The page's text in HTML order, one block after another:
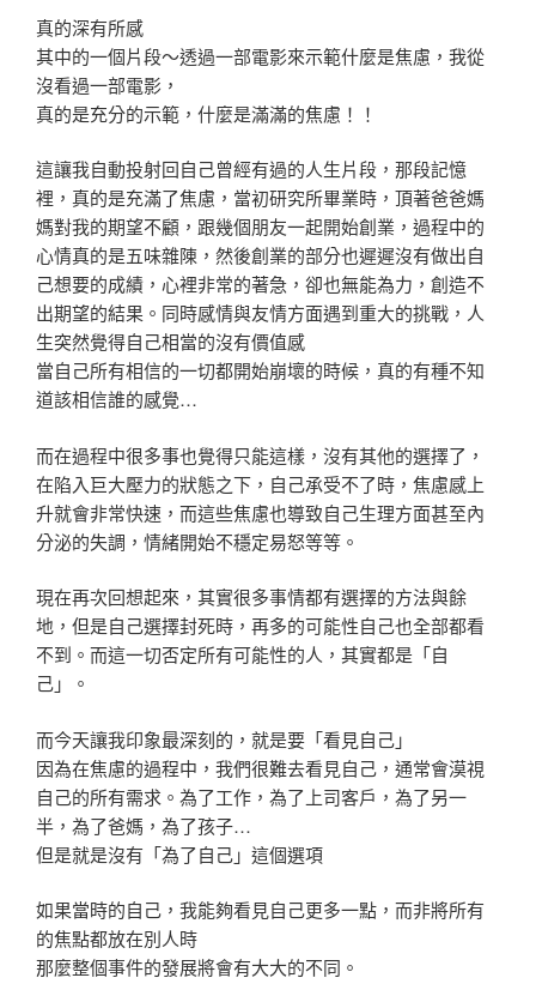
真的深有所感
其中的一個片段～透過一部電影來示範什麼是焦慮，我從
沒看過一部電影，
真的是充分的示範，什麼是滿滿的焦慮！！
這讓我自動投射回自己曾經有過的人生片段，那段記憶
裡，真的是充滿了焦慮，當初研究所畢業時，頂著爸爸媽
媽對我的期望不顧，跟幾個朋友一起開始創業，過程中的
心情真的是五味雜陳，然後創業的部分也遲遲沒有做出自
己想要的成績，心裡非常的著急，卻也無能為力，創造不
出期望的結果。同時感情與友情方面遇到重大的挑戰，人
生突然覺得自己相當的沒有價值感
當自己所有相信的一切都開始崩壞的時候，真的有種不知
道該相信誰的感覺…
而在過程中很多事也覺得只能這樣，沒有其他的選擇了，
在陷入巨大壓力的狀態之下，自己承受不了時，焦慮感上
升就會非常快速，而這些焦慮也導致自己生理方面甚至內
分泌的失調，情緒開始不穩定易怒等等。
現在再次回想起來，其實很多事情都有選擇的方法與餘
地，但是自己選擇封死時，再多的可能性自己也全部都看
不到。而這一切否定所有可能性的人，其實都是「自
己」。
而今天讓我印象最深刻的，就是要「看見自己」
因為在焦慮的過程中，我們很難去看見自己，通常會漠視
自己的所有需求。為了工作，為了上司客戶，為了另一
半，為了爸媽，為了孩子…
但是就是沒有「為了自己」這個選項
如果當時的自己，我能夠看見自己更多一點，而非將所有
的焦點都放在別人時
那麼整個事件的發展將會有大大的不同。